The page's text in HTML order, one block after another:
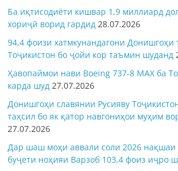
Ба иқтисодиёти кишвар 1,9 миллиард
хориҷӣ ворид гардид 28.07.2026
94,4 фоизи хатмкунандагони Донишгоҳи
Тоҷикистон бо ҷойи кор таъмин шуданд
Ҳавопаймои нави Boeing 737-8 MAX ба
карда шуд 27.07.2026
Донишгоҳи славянии Русияву
таҳсил бо як қатор навгониҳои муҳим
27.07.2026
Дар шаш моҳи аввали соли 2026 нақшаи
буҷети ноҳияи Варзоб 103,4 фоиз иҷро